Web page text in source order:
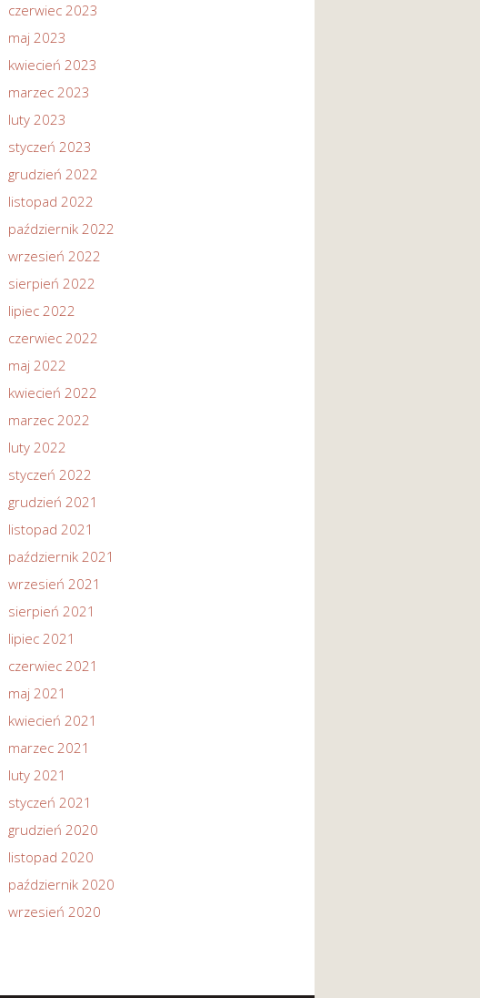
czerwiec 2023
maj 2023
kwiecień 2023
marzec 2023
luty 2023
styczeń 2023
grudzień 2022
listopad 2022
październik 2022
wrzesień 2022
sierpień 2022
lipiec 2022
czerwiec 2022
maj 2022
kwiecień 2022
marzec 2022
luty 2022
styczeń 2022
grudzień 2021
listopad 2021
październik 2021
wrzesień 2021
sierpień 2021
lipiec 2021
czerwiec 2021
maj 2021
kwiecień 2021
marzec 2021
luty 2021
styczeń 2021
grudzień 2020
listopad 2020
październik 2020
wrzesień 2020